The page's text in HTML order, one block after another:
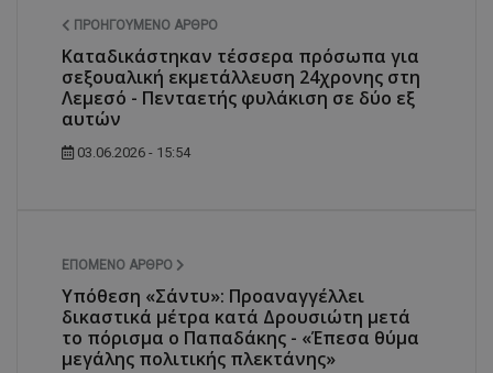
ΠΡΟΗΓΟΎΜΕΝΟ ΆΡΘΡΟ
Καταδικάστηκαν τέσσερα πρόσωπα για
σεξουαλική εκμετάλλευση 24χρονης στη
Λεμεσό - Πενταετής φυλάκιση σε δύο εξ
αυτών
03.06.2026 - 15:54
ΕΠΌΜΕΝΟ ΆΡΘΡΟ
Υπόθεση «Σάντυ»: Προαναγγέλλει
δικαστικά μέτρα κατά Δρουσιώτη μετά
το πόρισμα ο Παπαδάκης - «Έπεσα θύμα
μεγάλης πολιτικής πλεκτάνης»